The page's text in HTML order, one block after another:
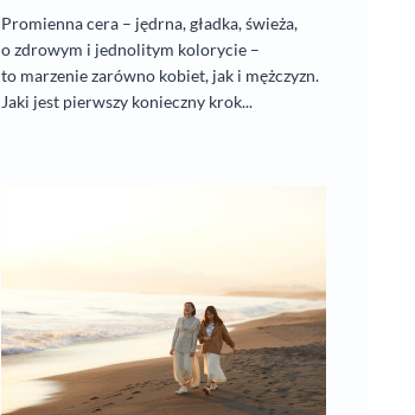
Promienna cera – jędrna, gładka, świeża,
o zdrowym i jednolitym kolorycie –
to marzenie zarówno kobiet, jak i mężczyzn.
Jaki jest pierwszy konieczny krok...